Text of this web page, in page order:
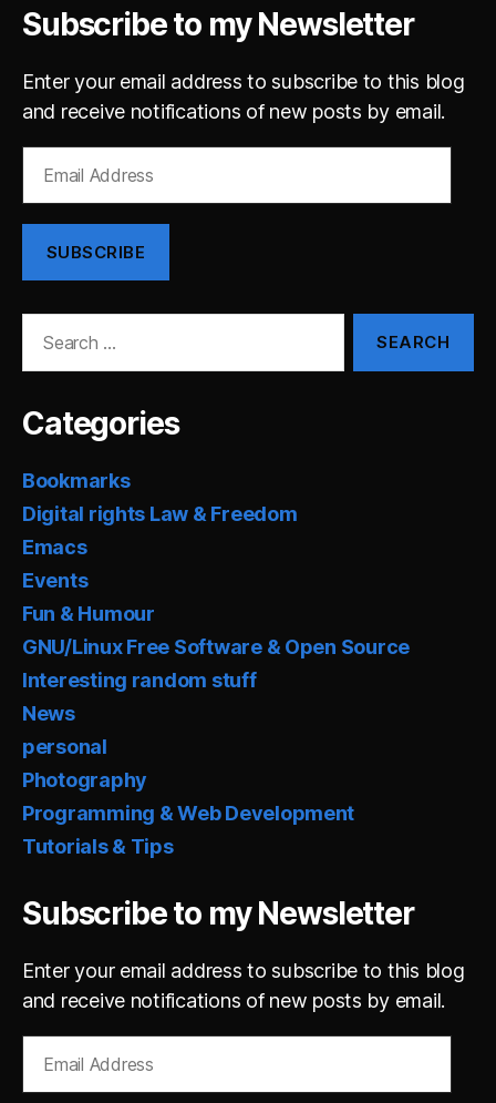
Subscribe to my Newsletter
Enter your email address to subscribe to this blog
and receive notifications of new posts by email.
Address
SUBSCRIBE
Categories
Bookmarks
Digital rights Law & Freedom
Emacs
Events
Fun & Humour
GNU/Linux Free Software & Open Source
Interesting random stuff
News
personal
Photography
Programming & Web Development
Tutorials & Tips
Subscribe to my Newsletter
Enter your email address to subscribe to this blog
and receive notifications of new posts by email.
Address